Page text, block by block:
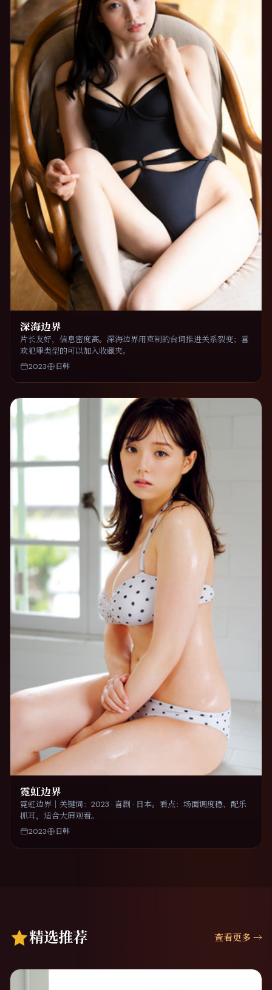
深海边界
片长友好，信息密度高。深海边界用克制的台词推进关系裂变；喜
欢犯罪类型的可以加入收藏夹。
2023 日韩
霓虹边界
霓虹边界｜关键词：2023 · 喜剧 · 日本。看点：场面调度稳、配乐
抓耳，适合大屏观看。
2023 日韩
精选推荐 查看更多 →